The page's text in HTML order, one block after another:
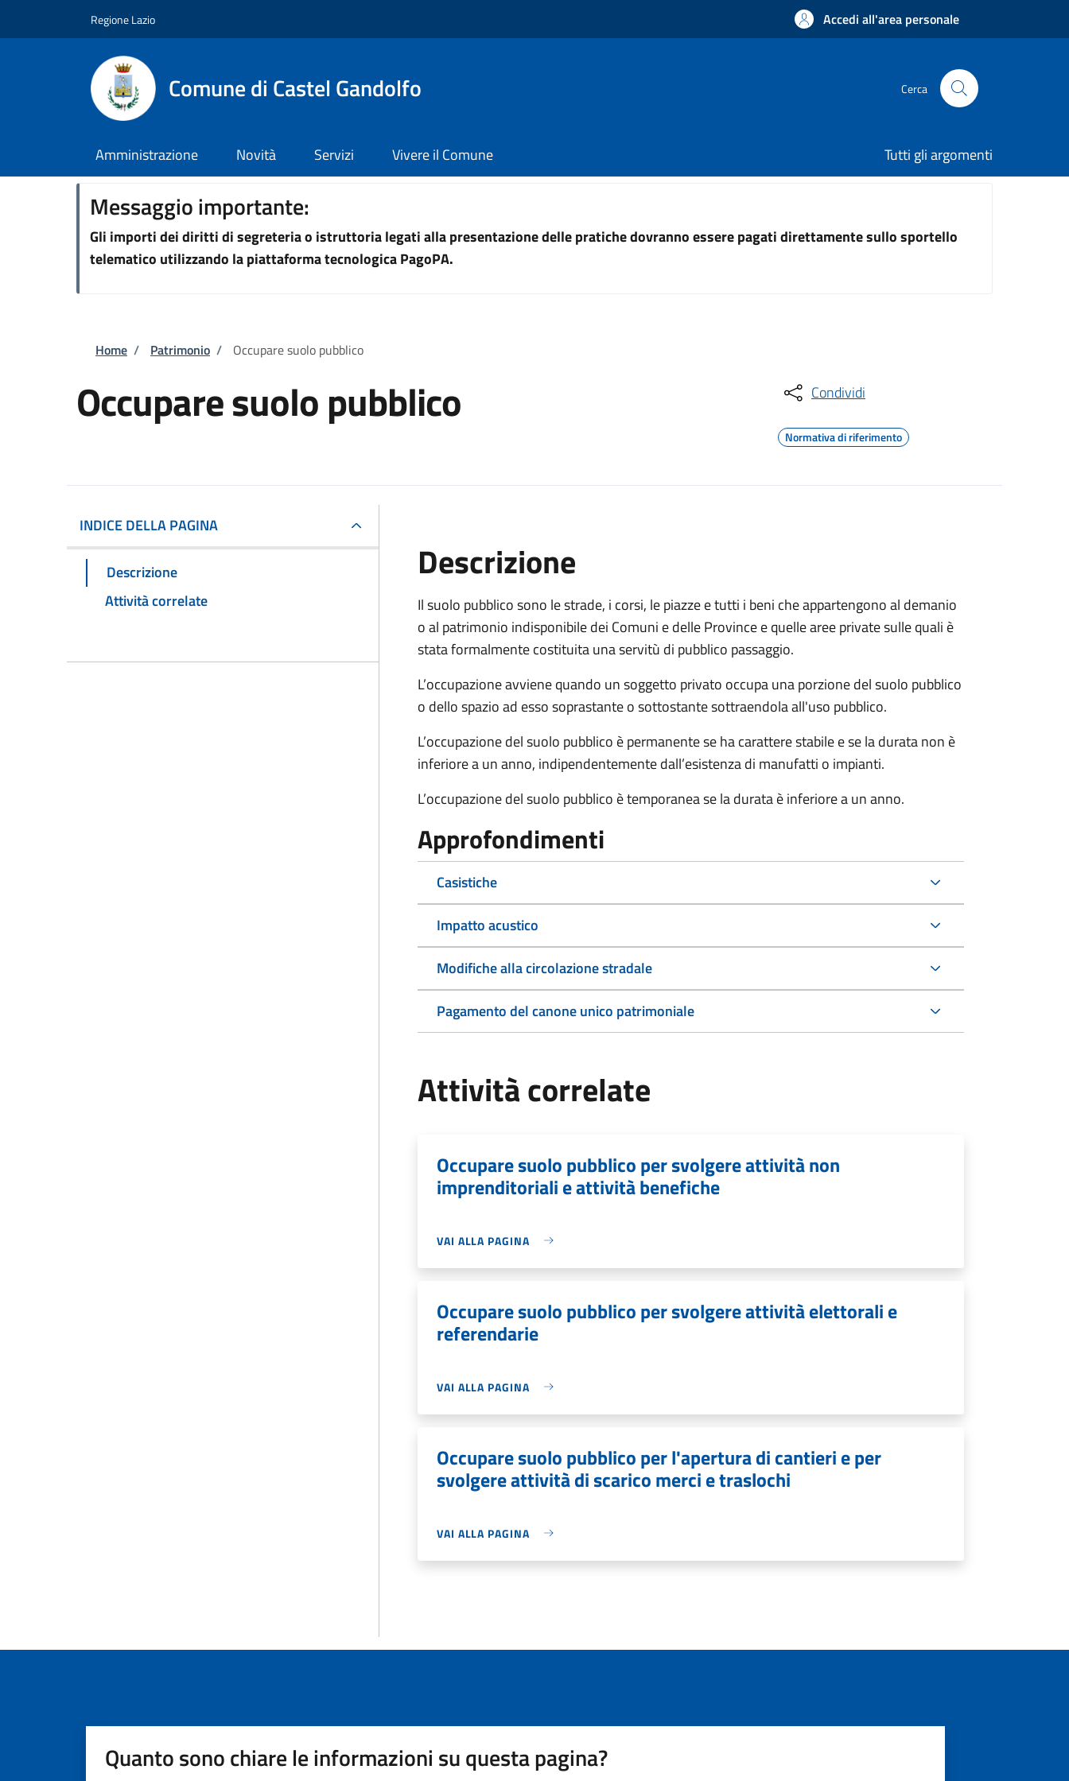
Regione Lazio Accedi all'area personale
Comune di Castel Gandolfo Cerca
Amministrazione Novità Servizi Vivere il Comune Tutti gli argomenti
Messaggio importante:
Gli importi dei diritti di segreteria o istruttoria legati alla presentazione delle pratiche dovranno essere pagati direttamente sullo sportello
telematico utilizzando la piattaforma tecnologica PagoPA.
Briciole di pane
Home / Patrimonio / Occupare suolo pubblico
Occupare suolo pubblico Condividi
Normativa di riferimento
INDICE DELLA PAGINA
Descrizione
Attività correlate
Descrizione
Il suolo pubblico sono le strade, i corsi, le piazze e tutti i beni che appartengono al demanio
o al patrimonio indisponibile dei Comuni e delle Province e quelle aree private sulle quali è
stata formalmente costituita una servitù di pubblico passaggio.
L’occupazione avviene quando un soggetto privato occupa una porzione del suolo pubblico
o dello spazio ad esso soprastante o sottostante sottraendola all'uso pubblico.
L’occupazione del suolo pubblico è permanente se ha carattere stabile e se la durata non è
inferiore a un anno, indipendentemente dall’esistenza di manufatti o impianti.
L’occupazione del suolo pubblico è temporanea se la durata è inferiore a un anno.
Approfondimenti
Casistiche
Impatto acustico
Modifiche alla circolazione stradale
Pagamento del canone unico patrimoniale
Attività correlate
Occupare suolo pubblico per svolgere attività non
imprenditoriali e attività benefiche
VAI ALLA PAGINA
Occupare suolo pubblico per svolgere attività elettorali e
referendarie
VAI ALLA PAGINA
Occupare suolo pubblico per l'apertura di cantieri e per
svolgere attività di scarico merci e traslochi
VAI ALLA PAGINA
Quanto sono chiare le informazioni su questa pagina?